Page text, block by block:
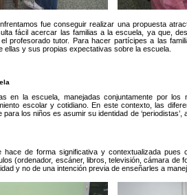
fue conseguir realizar una propuesta
fácil acercar las familias a la escuela, ya que,
profesorado tutor. Para hacer partícipes a las
ellas y sus propias expectativas sobre la escuela.
en la escuela, manejadas conjuntamente por
escolar y cotidiano. En este contexto, las
los niños es asumir su identidad de
de forma significativa y contextualizada pues
(ordenador, escáner, libros, televisión, cámara de
y no de una intención previa de enseñarles a